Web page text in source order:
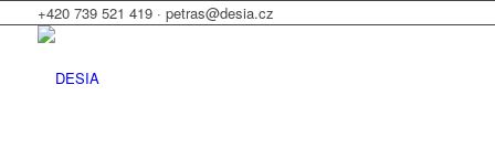
+420 739 521 419 · petras@desia.cz